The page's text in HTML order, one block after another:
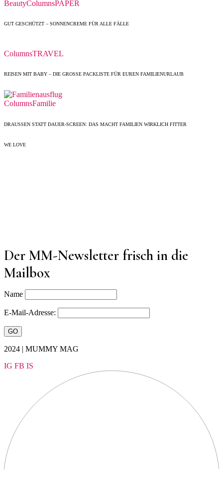
BeautyColumnsPAPER
GUT GESCHÜTZT – SONNENCREME FÜR ALLE FÄLLE
ColumnsTRAVEL
REISEN MIT BABY – DIE GROSSE PACKLISTE FÜR EUREN FAMILIENURLAUB
ColumnsFamilie
DRAUSSEN STATT DAUER-SCREEN: DAS MACHT FAMILIEN WIRKLICH FITTER
WE LOVE
Der MM-Newsletter frisch in die
Mailbox
Name
E-Mail-Adresse:
2024 | MUMMY MAG
IG FB IS